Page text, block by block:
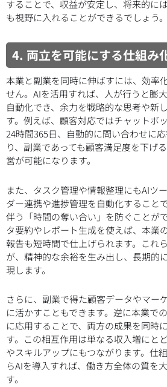
することで、収益が安定し、将来的に
も視野に入れることができるでしょう。
4. 両立を可能にする仕組み
本業と副業を同時に伸ばすには、効率
せん。AIを活用すれば、人が行うと膨
自動化でき、余力を戦略的な思考や新
す。例えば、顧客対応ではチャットボ
24時間365日、自動的に問い合わせに
り、副業であっても顧客満足度を下げ
営が可能になります。
また、タスク管理や情報整理にもAIツ
ダー連携や進捗管理を自動化すること
伴う「時間の奪い合い」を防ぐことが
タ要約やレポート生成を使えば、本業
報告も短時間で仕上げられます。これ
が、精神的な余裕を生み出し、長期的
現します。
さらに、副業で得た顧客データやマー
に活かすこともできます。逆に本業で
に応用することで、両方の成果を同時
す。この相互作用は単なる収入増にと
やスキルアップにもつながります。仕
らAIを導入すれば、働き方全体の質を
す。